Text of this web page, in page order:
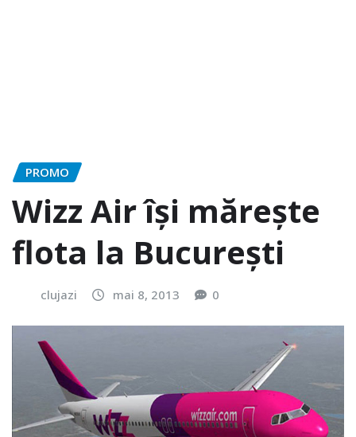
PROMO
Wizz Air își mărește
flota la București
clujazi mai 8, 2013 0